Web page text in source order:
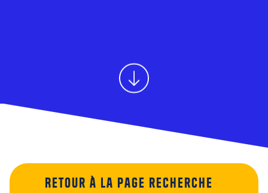
Retour à la page recherche